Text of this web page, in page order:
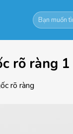
Tìm
kiếm:
rõ ràng 1
rõ ràng